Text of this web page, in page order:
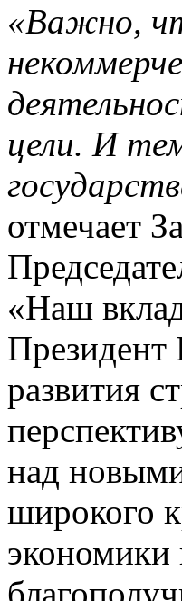
«Важно,
цели. И
отмечает
«Наш
Президент
развития
над
широкого
экономики